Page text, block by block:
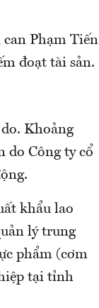
Phạm Tiến
đoạt tài sản.
Khoảng
do Công ty cổ
khẩu lao
lý trung
phẩm (cơm
tại tỉnh